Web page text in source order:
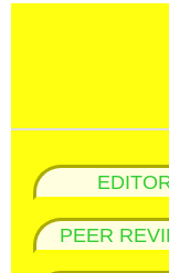
PEER